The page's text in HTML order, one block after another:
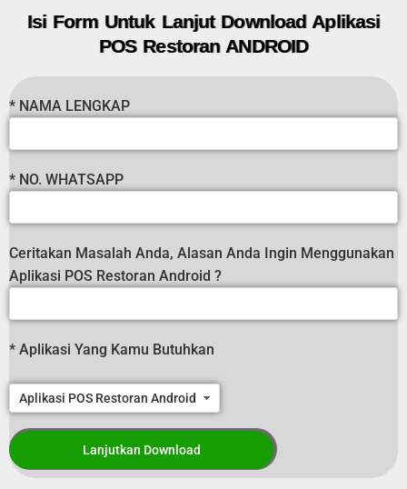
Isi Form Untuk Lanjut Download Aplikasi
POS Restoran ANDROID
* NAMA LENGKAP
* NO. WHATSAPP
Ceritakan Masalah Anda, Alasan Anda Ingin Menggunakan
Aplikasi POS Restoran Android ?
* Aplikasi Yang Kamu Butuhkan